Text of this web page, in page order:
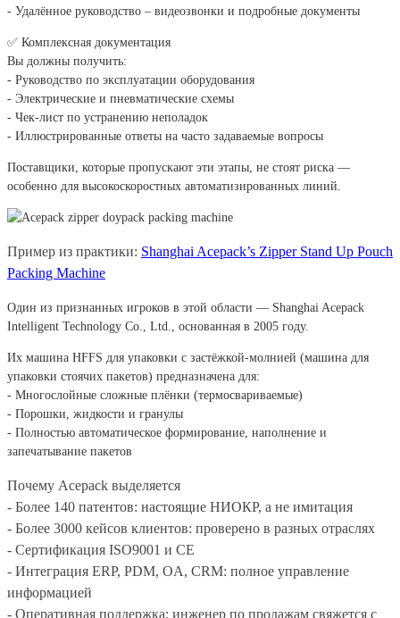
- Удалённое руководство – видеозвонки и подробные документы
✅ Комплексная документация
Вы должны получить:
- Руководство по эксплуатации оборудования
- Электрические и пневматические схемы
- Чек-лист по устранению неполадок
- Иллюстрированные ответы на часто задаваемые вопросы
Поставщики, которые пропускают эти этапы, не стоят риска —
особенно для высокоскоростных автоматизированных линий.
Пример из практики: Shanghai Acepack’s Zipper Stand Up Pouch
Packing Machine
Один из признанных игроков в этой области — Shanghai Acepack
Intelligent Technology Co., Ltd., основанная в 2005 году.
Их машина HFFS для упаковки с застёжкой-молнией (машина для
упаковки стоячих пакетов) предназначена для:
- Многослойные сложные плёнки (термосвариваемые)
- Порошки, жидкости и гранулы
- Полностью автоматическое формирование, наполнение и
запечатывание пакетов
Почему Acepack выделяется
- Более 140 патентов: настоящие НИОКР, а не имитация
- Более 3000 кейсов клиентов: проверено в разных отраслях
- Сертификация ISO9001 и CE
- Интеграция ERP, PDM, OA, CRM: полное управление
информацией
- Оперативная поддержка: инженер по продажам свяжется с